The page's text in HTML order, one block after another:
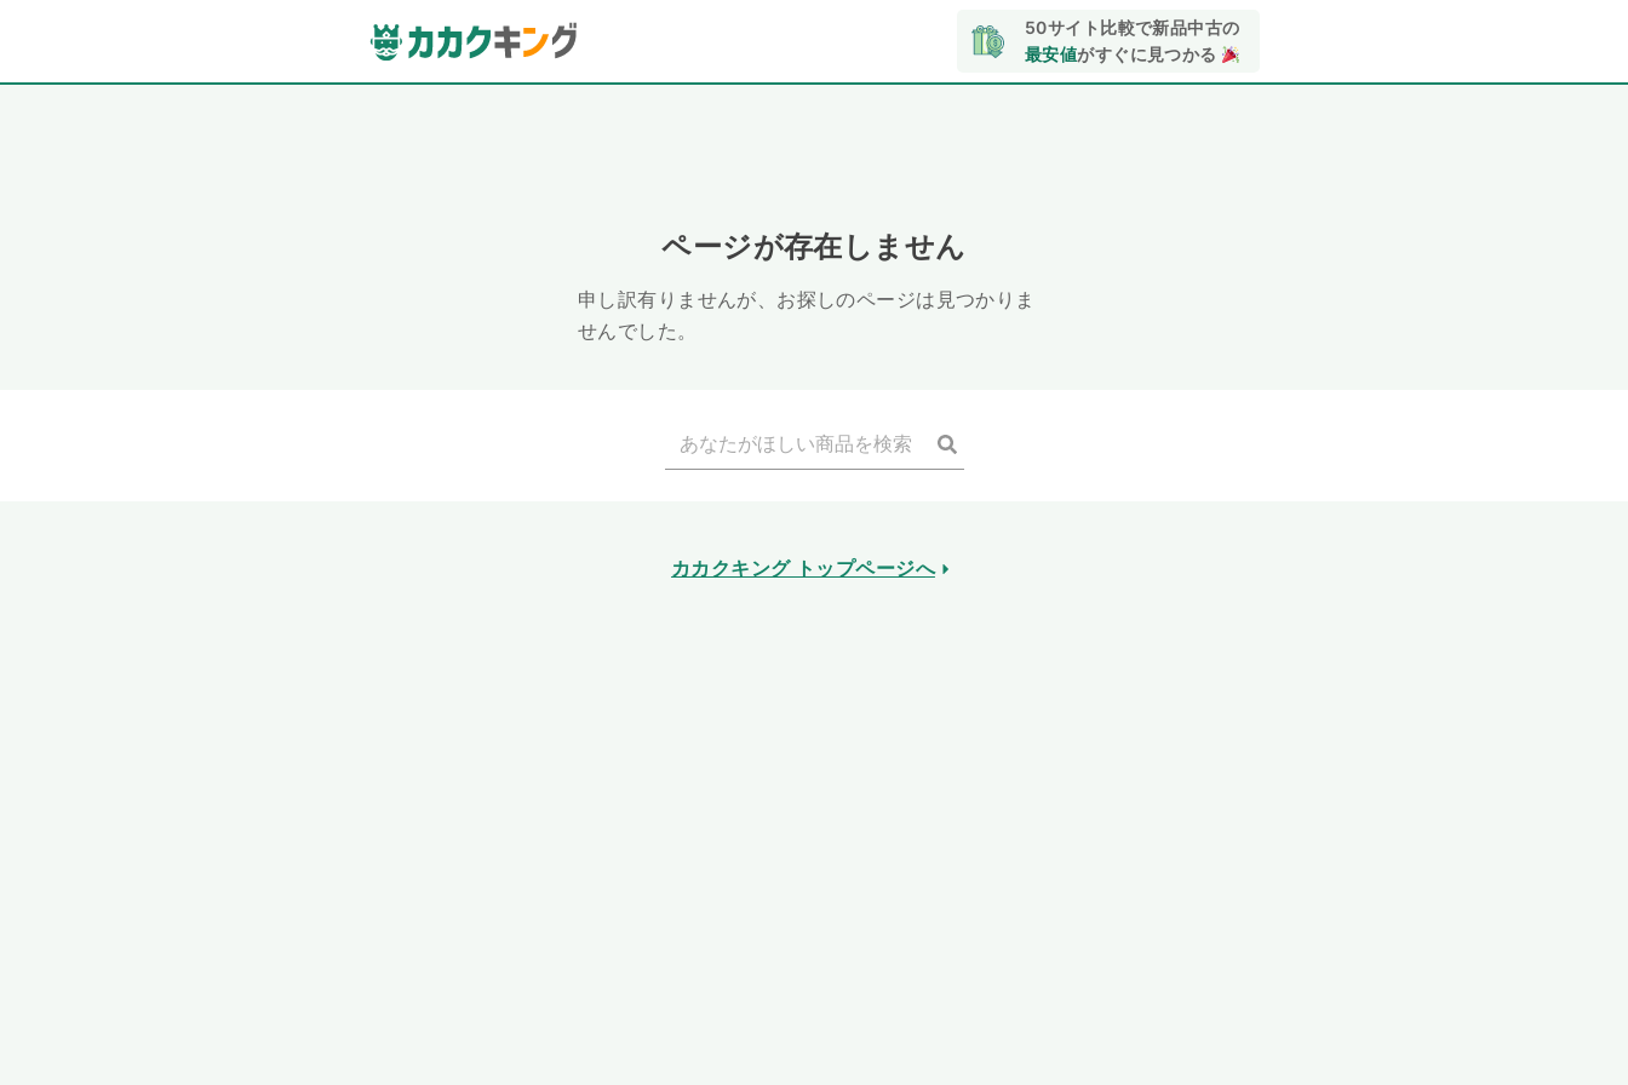
50サイト比較で新品中古の
最安値がすぐに見つかる
ページが存在しません
申し訳有りませんが、お探しのページは見つかりま
せんでした。
カカクキング トップページへ